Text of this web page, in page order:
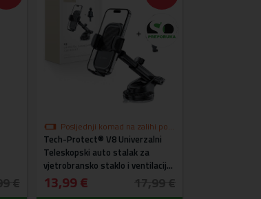
Posljednji komad na zalihi po
akcijskoj cijeni
Tech-Protect® V8 Univerzalni
Teleskopski auto stalak za
vjetrobransko staklo i ventilaciju
- ZAMJENSKA AMBALAŽA -
TESTIRAN - NOVI
13,99 €